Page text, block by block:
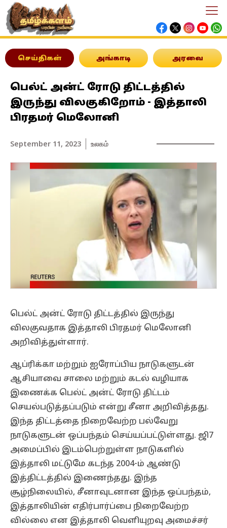
செய்திகள் அங்காடி அரவை
பெல்ட் அன்ட் ரோடு திட்டத்தில்
இருந்து விலகுகிறோம் - இத்தாலி
பிரதமர் மெலோனி
September 11, 2023 உலகம்
பெல்ட் அன்ட் ரோடு திட்டத்தில் இருந்து
விலகுவதாக இத்தாலி பிரதமர் மெலோனி
அறிவித்துள்ளார்.
ஆப்ரிக்கா மற்றும் ஐரோப்பிய நாடுகளுடன்
ஆசியாவை சாலை மற்றும் கடல் வழியாக
இணைக்க பெல்ட் அன்ட் ரோடு திட்டம்
செயல்படுத்தப்படும் என்று சீனா அறிவித்தது.
இந்த திட்டத்தை நிறைவேற்ற பல்வேறு
நாடுகளுடன் ஒப்பந்தம் செய்யப்பட்டுள்ளது. ஜி7
அமைப்பில் இடம்பெற்றுள்ள நாடுகளில்
இத்தாலி மட்டுமே கடந்த 2004-ம் ஆண்டு
இத்திட்டத்தில் இணைந்தது. இந்த
சூழ்நிலையில், சீனாவுடனான இந்த ஒப்பந்தம்,
இத்தாலியின் எதிர்பார்ப்பை நிறைவேற்ற
வில்லை என இத்தாலி வெளியுறவு அமைச்சர்